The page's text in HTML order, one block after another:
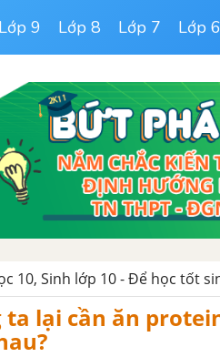
Lớp 9 Lớp 8 Lớp 7 Lớp 6
10, Sinh lớp 10 - Để học tốt
ta lại cần ăn